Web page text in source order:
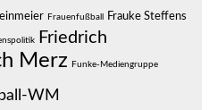
Frauenfußball Frauke Steffens
Friedrich
Merz Funke-Mediengruppe
WM